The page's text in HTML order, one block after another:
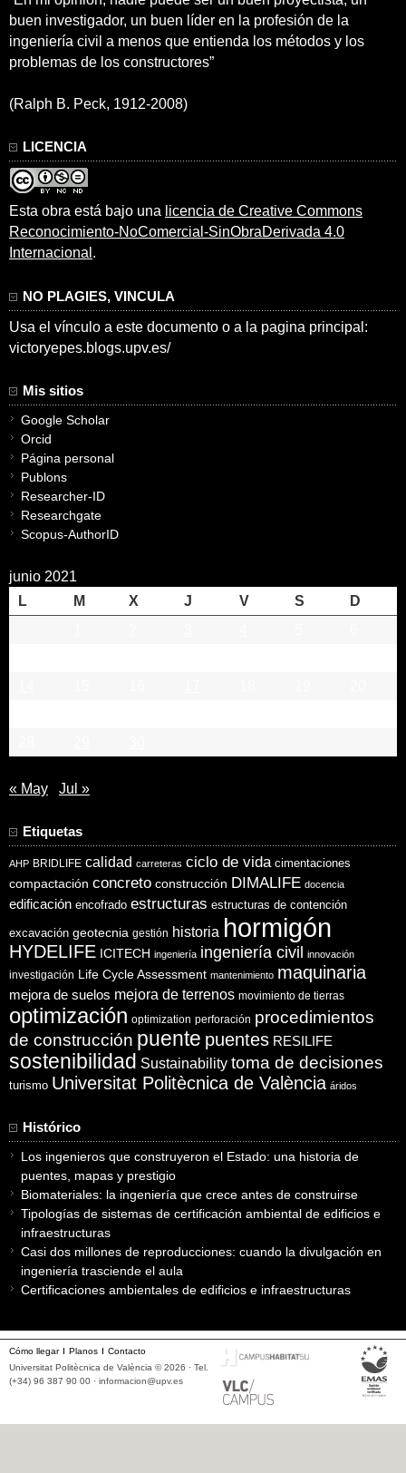
buen investigador, un buen líder en la profesión de la
ingeniería civil a menos que entienda los métodos y los
problemas de los constructores”
(Ralph B. Peck, 1912-2008)
LICENCIA
Esta obra está bajo una licencia de Creative Commons
Reconocimiento-NoComercial-SinObraDerivada 4.0
Internacional .
NO PLAGIES, VINCULA
Usa el vínculo a este documento o a la pagina principal:
victoryepes.blogs.upv.es/
Mis sitios
Google Scholar
Orcid
Página personal
Publons
Researcher-ID
Researchgate
Scopus-AuthorID
junio 2021
L
M X J V S
D
« May Jul »
Etiquetas
AHP BRIDLIFE calidad carreteras ciclo de vida cimentaciones
compactación concreto construcción DIMALIFE docencia
edificación encofrado estructuras estructuras de contención
excavación geotecnia gestión historia hormigón
HYDELIFE ICITECH ingeniería ingeniería civil innovación
investigación Life Cycle Assessment mantenimiento maquinaria
mejora de suelos mejora de terrenos movimiento de tierras
optimización optimization perforación procedimientos
de construcción puente puentes RESILIFE
sostenibilidad Sustainability toma de decisiones
turismo Universitat Politècnica de València áridos
Histórico
Los ingenieros que construyeron el Estado: una historia de
puentes, mapas y prestigio
Biomateriales: la ingeniería que crece antes de construirse
Tipologías de sistemas de certificación ambiental de edificios e
infraestructuras
Casi dos millones de reproducciones: cuando la divulgación en
ingeniería trasciende el aula
Certificaciones ambientales de edificios e infraestructuras
Cómo llegar Planos
Contacto
Universitat Politècnica de València © 2026 · Tel.
(+34) 96 387 90 00 · informacion@upv.es